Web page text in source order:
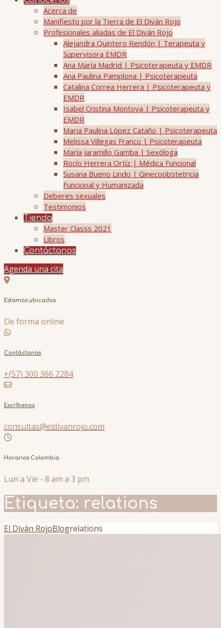
Acerca de
Manifiesto por la Tierra de El Diván Rojo
Profesionales aliadas de El Diván Rojo
Alejandra Quintero Rendón | Terapeuta y
Supervisora EMDR
Ana María Madrid | Psicoterapeuta y EMDR
Ana Paulina Pamplona | Psicoterapeuta
Catalina Correa Herrera | Psicoterapeuta y
EMDR
Isabel Cristina Montoya | Psicoterapeuta y
EMDR
Maria Paulina López Cataño | Psicoterapeuta
Melissa Villegas Franco | Psicoterapeuta
María Jaramillo Gamba | Sexóloga
Rocío Herrera Ortíz | Médica Funcional
Susana Bueno Lindo | Ginecoobstetricia
Funcional y Humanizada
Deberes sexuales
Testimonios
Tienda
Master Classs 2021
Libros
Contáctanos
Agenda una cita
Estamos ubicados
De forma online
Contáctanos
+(57) 300 366 2284
Escríbenos
consultas@eldivanrojo.com
Horarios Colombia
Lun a Vie - 8 am a 3 pm
Etiqueta: relations
El Diván RojoBlogrelations